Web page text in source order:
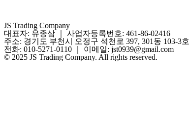
JS Trading Company
대표자: 유종삼 ｜ 사업자등록번호: 461-86-02416
주소: 경기도 부천시 오정구 석천로 397, 301동 103-3호
전화: 010-5271-0110 ｜ 이메일: jst0939@gmail.com
© 2025 JS Trading Company. All rights reserved.